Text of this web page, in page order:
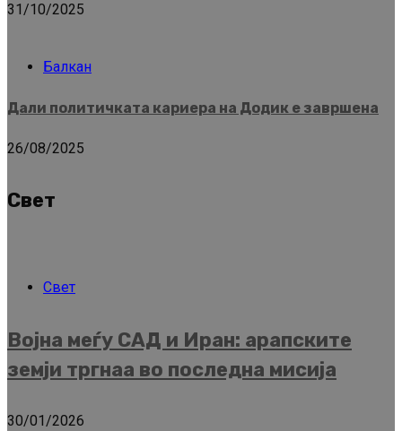
31/10/2025
Балкан
Дали политичката кариера на Додик е завршена
26/08/2025
Свет
Свет
Војна меѓу САД и Иран: арапските
земји тргнаа во последна мисија
30/01/2026